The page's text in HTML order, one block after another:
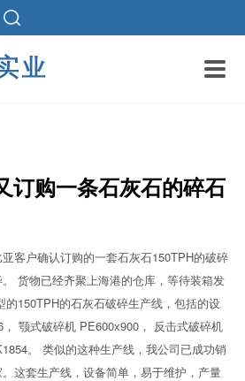

订购一条石灰石的碎石
客户确认订购的一套石灰石150TPH的破碎
货物已经齐聚上海港的仓库，等待装箱发
150TPH的石灰石破碎生产线，包括的设
颚式破碎机 PE600x900， 反击式破碎机
。 类似的这种生产线，我公司已成功销
这套生产线，设备简单，易于维护，产量